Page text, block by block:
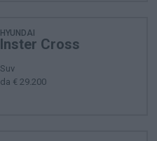
HYUNDAI
Inster Cross
Suv
da € 29.200